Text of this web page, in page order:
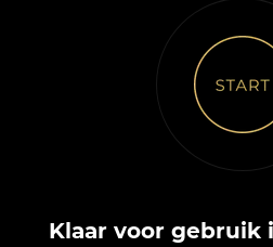
Klaar voor gebruik